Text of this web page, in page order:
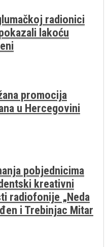
radionici
lakoću
promocija
u Hercegovini
pobjednicima
kreativni
radiofonije „Neda
i Trebinjac Mitar